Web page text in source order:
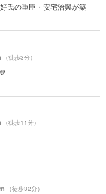
氏の重臣・安宅治興が築
（徒歩3分）
（徒歩11分）
（徒歩32分）